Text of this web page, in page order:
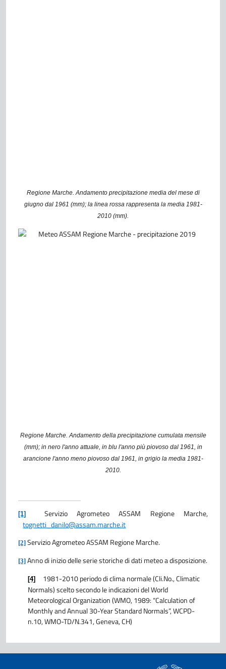
Regione Marche. Andamento precipitazione media del mese di
giugno dal 1961 (mm); la linea rossa rappresenta la media 1981-
2010 (mm).
Regione Marche. Andamento della precipitazione cumulata mensile
(mm); in nero l'anno attuale, in blu l'anno più piovoso dal 1961, in
arancione l'anno meno piovoso dal 1961, in grigio la media 1981-
2010.
[1]
Servizio Agrometeo ASSAM Regione Marche,
tognetti_danilo@assam.marche.it
[2] Servizio Agrometeo ASSAM Regione Marche.
[3] Anno di inizio delle serie storiche di dati meteo a disposizione.
[4]
1981-2010 periodo di clima normale (Cli.No., Climatic
Normals) scelto secondo le indicazioni del World
Meteorological Organization (WMO, 1989: “Calculation of
Monthly and Annual 30-Year Standard Normals”, WCPD-
n.10, WMO-TD/N.341, Geneva, CH)